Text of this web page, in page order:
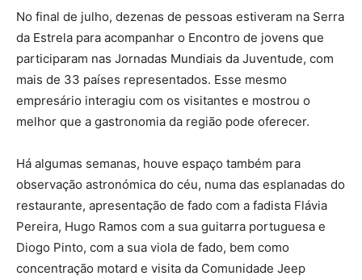
No final de julho, dezenas de pessoas estiveram na Serra
da Estrela para acompanhar o Encontro de jovens que
participaram nas Jornadas Mundiais da Juventude, com
mais de 33 países representados. Esse mesmo
empresário interagiu com os visitantes e mostrou o
melhor que a gastronomia da região pode oferecer.
Há algumas semanas, houve espaço também para
observação astronómica do céu, numa das esplanadas do
restaurante, apresentação de fado com a fadista Flávia
Pereira, Hugo Ramos com a sua guitarra portuguesa e
Diogo Pinto, com a sua viola de fado, bem como
concentração motard e visita da Comunidade Jeep